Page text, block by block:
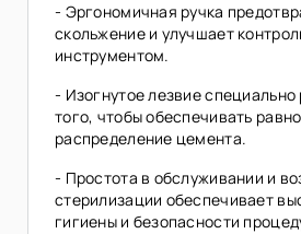
- Эргономичная ручка
скольжение и улучшает
инструментом.
- Изогнутое лезвие специально
того, чтобы обеспечивать
распределение цемента.
- Простота в обслуживании и
стерилизации обеспечивает
гигиены и безопасности